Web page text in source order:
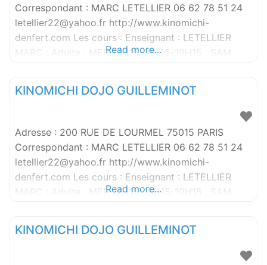
Correspondant : MARC LETELLIER 06 62 78 51 24
letellier22@yahoo.fr http://www.kinomichi-
denfert.com Les cours : Enseignant : LETELLIER
MARC : Adulte : MER 17H15-18H15-19H15 , SAM
Read more...
KINOMICHI DOJO GUILLEMINOT
Adresse : 200 RUE DE LOURMEL 75015 PARIS
Correspondant : MARC LETELLIER 06 62 78 51 24
letellier22@yahoo.fr http://www.kinomichi-
denfert.com Les cours : Enseignant : LETELLIER
MARC : Adulte : MER 17H15-18H15-19H15 , SAM
Read more...
KINOMICHI DOJO GUILLEMINOT